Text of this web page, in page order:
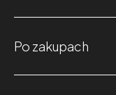
Po zakupach